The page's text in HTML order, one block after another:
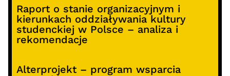
Raport o stanie organizacyjnym i
kierunkach oddziaływania kultury
studenckiej w Polsce – analiza i
rekomendacje
Alterprojekt – program wsparcia